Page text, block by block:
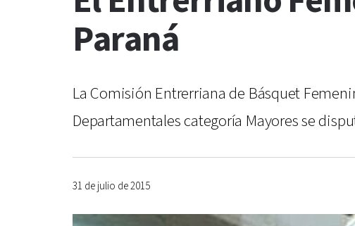
Paraná
La Comisión Entrerriana de Básquet
Departamentales categoría Mayores se
31 de julio de 2015